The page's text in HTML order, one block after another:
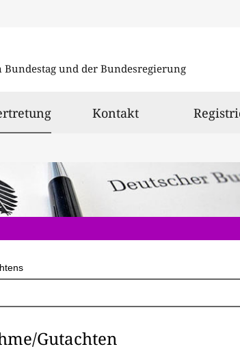
Bundestag und der Bundesregierung
ausgewählt
Kontakt
Gutachten